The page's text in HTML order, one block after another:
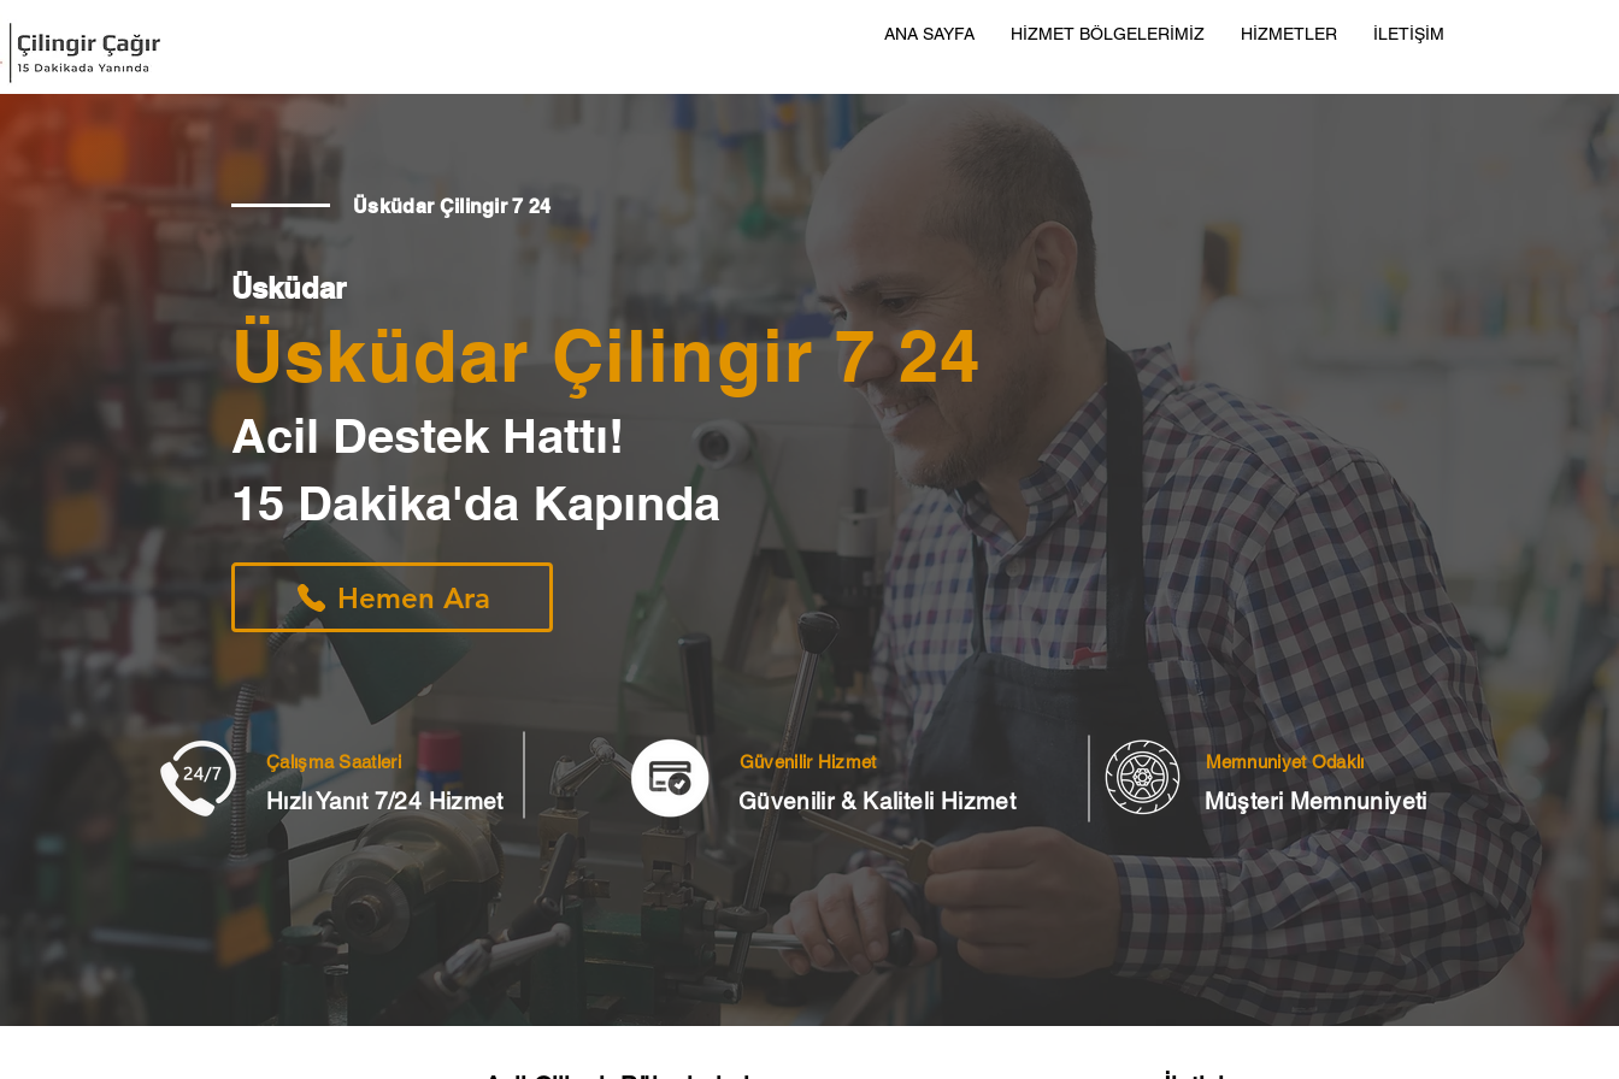
ANA SAYFA HİZMET BÖLGELERİMİZ HİZMETLER İLETİŞİM
Üsküdar Çilingir 7 24
Üsküdar
Üsküdar Çilingir 7 24
Acil Destek Hattı!
15 Dakika'da Kapında
Hemen Ara
Çalışma Saatleri
Hızlı Yanıt 7/24 Hizmet
Güvenilir Hizmet
Güvenilir & Kaliteli Hizmet
Memnuniyet Odaklı
Müşteri Memnuniyeti